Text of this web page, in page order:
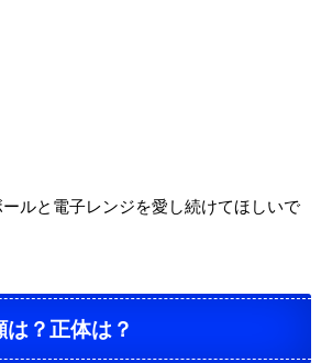
ルと電子レンジを愛し続けてほしいで
？正体は？